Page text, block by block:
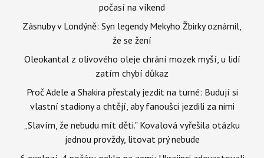
počasí na víkend
Zásnuby v Londýně: Syn legendy Mekyho Žbirky oznámil,
že se žení
Oleokantal z olivového oleje chrání mozek myší, u lidí
zatím chybí důkaz
Proč Adele a Shakira přestaly jezdit na turné: Budují si
vlastní stadiony a chtějí, aby fanoušci jezdili za nimi
„Slavím, že nebudu mít děti." Kovalová vyřešila otázku
jednou provždy, litovat prý nebude